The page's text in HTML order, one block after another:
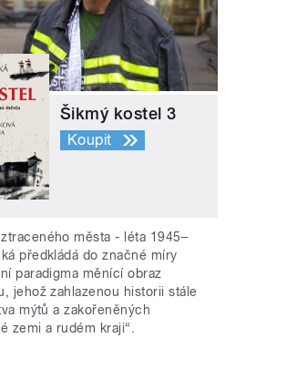
Šikmý kostel 3
Koupit
města - léta 1945–
předkládá do značné míry
paradigma měnící obraz
jehož zahlazenou historii stále
mýtů a zakořeněných
zemi a rudém kraji“.